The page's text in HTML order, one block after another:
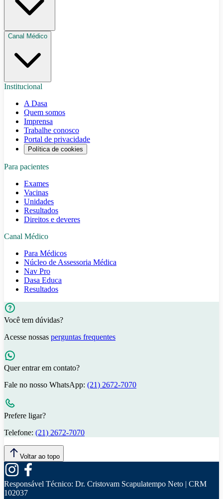
Canal Médico
Institucional
A Dasa
Quem somos
Imprensa
Trabalhe conosco
Portal de privacidade
Política de cookies
Para pacientes
Exames
Vacinas
Unidades
Resultados
Direitos e deveres
Canal Médico
Para Médicos
Núcleo de Assessoria Médica
Nav Pro
Dasa Educa
Resultados
Você tem dúvidas?
Acesse nossas perguntas frequentes
Quer entrar em contato?
Fale no nosso WhatsApp: (21) 2672-7070
Prefere ligar?
Telefone: (21) 2672-7070
Voltar ao topo
Responsável Técnico: Dr. Cristovam Scapulatempo Neto | CRM
102037